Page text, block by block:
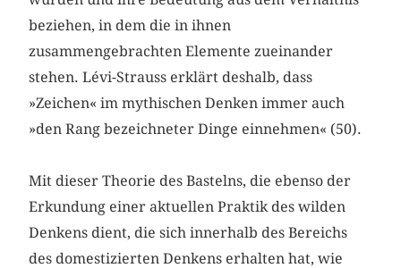
beziehen, in dem die in ihnen
zusammengebrachten Elemente zueinander
stehen. Lévi-Strauss erklärt deshalb, dass
»Zeichen« im mythischen Denken immer auch
»den Rang bezeichneter Dinge einnehmen« (50).
Mit dieser Theorie des Bastelns, die ebenso der
Erkundung einer aktuellen Praktik des wilden
Denkens dient, die sich innerhalb des Bereichs
des domestizierten Denkens erhalten hat, wie